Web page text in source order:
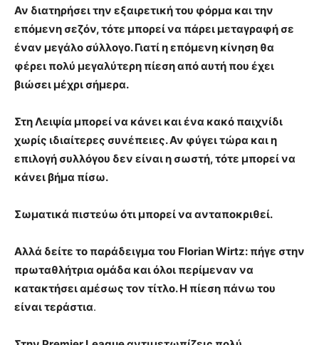
Αν διατηρήσει την εξαιρετική του φόρμα και την
επόμενη σεζόν, τότε μπορεί να πάρει μεταγραφή σε
έναν μεγάλο σύλλογο. Γιατί η επόμενη κίνηση θα
φέρει πολύ μεγαλύτερη πίεση από αυτή που έχει
βιώσει μέχρι σήμερα.
Στη Λειψία μπορεί να κάνει και ένα κακό παιχνίδι
χωρίς ιδιαίτερες συνέπειες. Αν φύγει τώρα και η
επιλογή συλλόγου δεν είναι η σωστή, τότε μπορεί να
κάνει βήμα πίσω.
Σωματικά πιστεύω ότι μπορεί να ανταποκριθεί.
Αλλά δείτε το παράδειγμα του Florian Wirtz: πήγε στην
πρωταθλήτρια ομάδα και όλοι περίμεναν να
κατακτήσει αμέσως τον τίτλο. Η πίεση πάνω του
είναι τεράστια.